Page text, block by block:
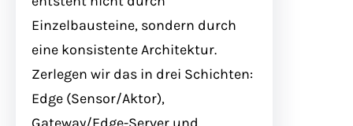
Einzelbausteine, sondern durch
eine konsistente Architektur.
Zerlegen wir das in drei Schichten:
Edge (Sensor/Aktor),